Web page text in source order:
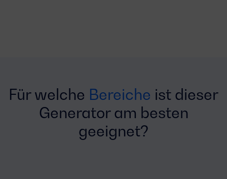
Für welche Bereiche ist dieser
Generator am besten
geeignet?